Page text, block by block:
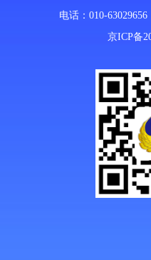
电话：010-63029656
京ICP备